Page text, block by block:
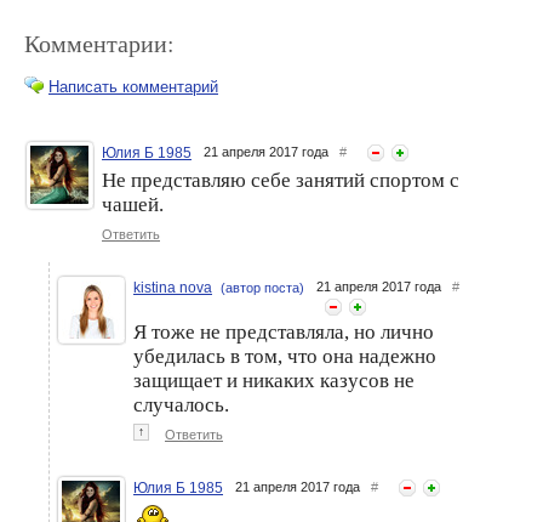
Как определить размер
менструальной чаши
Как подобрать степень
Критические дни:
прокладки, тампоны,
менструальные чаши или
таблетки?
менструальных чаш
MeLuna Classic Ring
Комментарии:
Написать комментарий
Юлия Б 1985 21 апреля 2017 года #
Не представляю себе занятий спортом с
чашей.
Ответить
kistina nova (автор поста) 21 апреля 2017 года #
Я тоже не представляла, но лично
убедилась в том, что она надежно
защищает и никаких казусов не
случалось.
↑ Ответить
Юлия Б 1985 21 апреля 2017 года #